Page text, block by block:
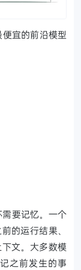
宜的前沿模型
要记忆。一个
的运行结果、
文。大多数模
之前发生的事